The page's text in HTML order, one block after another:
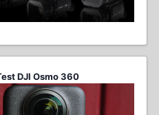
DJI Osmo 360